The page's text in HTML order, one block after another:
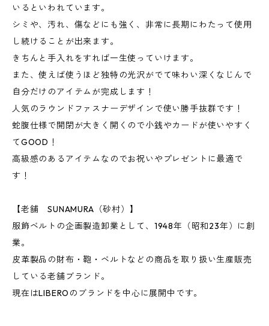
いるといわれています。
シミや、汚れ、傷などにも強く、非常に長期にわたって使用
し続けることが出来ます。
きちんと手入れをすれば一生使っていけます。
また、使えば使うほど独特の光沢がでて味わい深くなじんで
自分だけのアイテムが完成します！
人気のラウンドファスナーデザインで使い勝手抜群です！
蛇腹仕様で開閉が大きく開くので小銭やカードが使いやすく
てGOOD！
高級感のあるアイテムなのでお祝いやプレゼントに最適で
す！
【老舗 SUNAMURA（砂村）】
服飾ベルトの企画製造卸業として、1948年（昭和23年）に創
業。
皮革製品の財布・鞄・ベルトなどの商品を取り扱い生産販売
している老舗ブランド。
現在はLIBEROのブランドを中心に展開中です。